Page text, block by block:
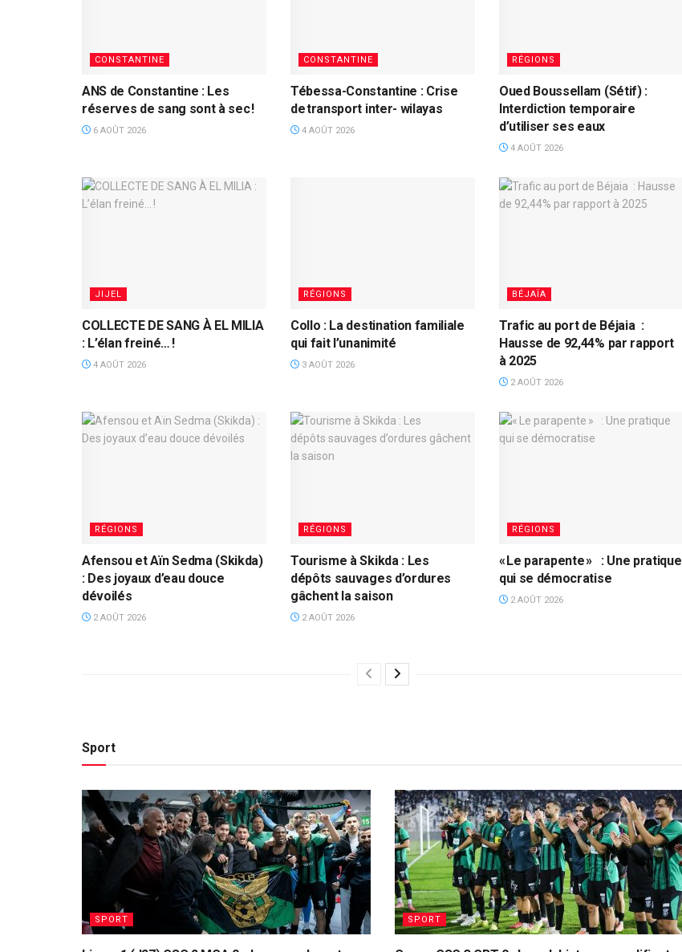
CONSTANTINE
ANS de Constantine : Les
réserves de sang sont à sec !
6 AOÛT 2026
CONSTANTINE
Tébessa-Constantine : Crise
de transport inter- wilayas
4 AOÛT 2026
RÉGIONS
Oued Boussellam (Sétif) :
Interdiction temporaire
d’utiliser ses eaux
4 AOÛT 2026
JIJEL
COLLECTE DE SANG À EL MILIA
: L’élan freiné… !
4 AOÛT 2026
RÉGIONS
Collo : La destination familiale
qui fait l’unanimité
3 AOÛT 2026
BÉJAÏA
Trafic au port de Béjaia :
Hausse de 92,44% par rapport
à 2025
2 AOÛT 2026
RÉGIONS
Afensou et Aïn Sedma (Skikda)
: Des joyaux d’eau douce
dévoilés
2 AOÛT 2026
RÉGIONS
Tourisme à Skikda : Les
dépôts sauvages d’ordures
gâchent la saison
2 AOÛT 2026
RÉGIONS
« Le parapente » : Une pratique
qui se démocratise
2 AOÛT 2026
Sport
SPORT SPORT